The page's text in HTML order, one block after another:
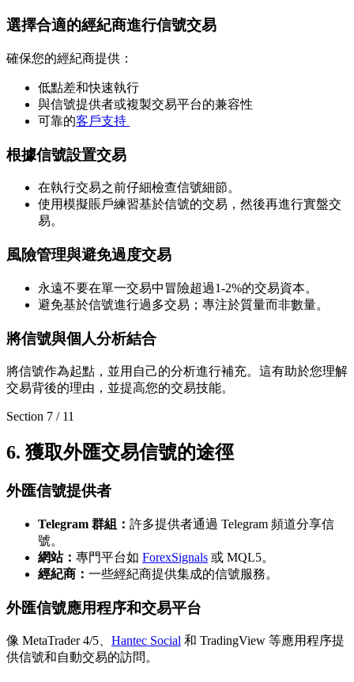
選擇合適的經紀商進行信號交易
確保您的經紀商提供：
低點差和快速執行
與信號提供者或複製交易平台的兼容性
可靠的客戶支持
根據信號設置交易
在執行交易之前仔細檢查信號細節。
使用模擬賬戶練習基於信號的交易，然後再進行實盤交
易。
風險管理與避免過度交易
永遠不要在單一交易中冒險超過1-2%的交易資本。
避免基於信號進行過多交易；專注於質量而非數量。
將信號與個人分析結合
將信號作為起點，並用自己的分析進行補充。這有助於您理解
交易背後的理由，並提高您的交易技能。
Section 7 / 11
6. 獲取外匯交易信號的途徑
外匯信號提供者
Telegram 群組： 許多提供者通過 Telegram 頻道分享信
號。
網站： 專門平台如 ForexSignals 或 MQL5。
經紀商： 一些經紀商提供集成的信號服務。
外匯信號應用程序和交易平台
像 MetaTrader 4/5、 Hantec Social 和 TradingView 等應用程序提
供信號和自動交易的訪問。